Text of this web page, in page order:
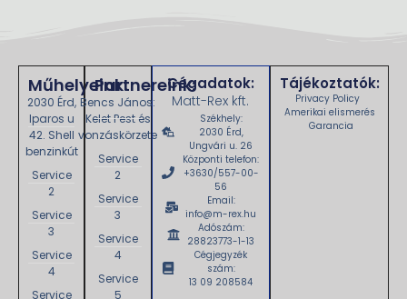
Műhelyeink:
2030 Érd,
Iparos u
42. Shell
benzinkút
Service
2
Service
3
Service
4
Service
Partnereink:
Bencs János:
Kelet Pest és
vonzáskörzete
Service
2
Service
3
Service
4
Service
5
Cégadatok:
Matt-Rex kft.
Székhely:
2030 Érd,
Ungvári u. 26
Központi telefon:
+3630/557-00-
56
Email:
info@m-rex.hu
Adószám:
28823773-1-13
Cégjegyzék
szám:
13 09 208584
Tájékoztatók:
Privacy Policy
Amerikai elismerés
Garancia